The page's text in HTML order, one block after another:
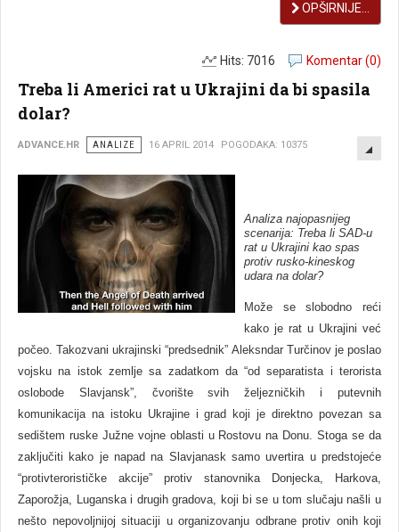
OPŠIRNIJE...
Komentar (0)
Hits: 7016
Treba li Americi rat u Ukrajini da bi spasila
dolar?
ADVANCE.HR ANALIZE 16 APRIL 2014 POGODAKA: 10375
Analiza najopasnijeg
scenarija: Treba li SAD-u
rat u Ukrajini kao spas
protiv rusko-kineskog
udara na dolar?
Može se slobodno reći
kako je rat u Ukrajini već
počeo. Takozvani ukrajinski “predsednik” Aleksndar Turčinov je poslao
vojsku na istok zemlje sa zadatkom da “od separatista i terorista
oslobode Slavjansk”, čvorište svih željezničkih i putevnih
komunikacija na istoku Ukrajine i grad koji je direktno povezan sa
sedištem ruske Južne vojne oblasti u Rostovu na Donu. Stoga se da
zaključiti kako je napad na Slavjanask samo uvertira u predstojeće
“protivterorističke akcije” protiv stanovnika Donjecka, Harkova,
Zaporožja, Luganska i drugih gradova, koji bi se u tom slučaju našli u
nešto nepovoljnijoj situaciji u organizovanju odbrane protiv onih koji